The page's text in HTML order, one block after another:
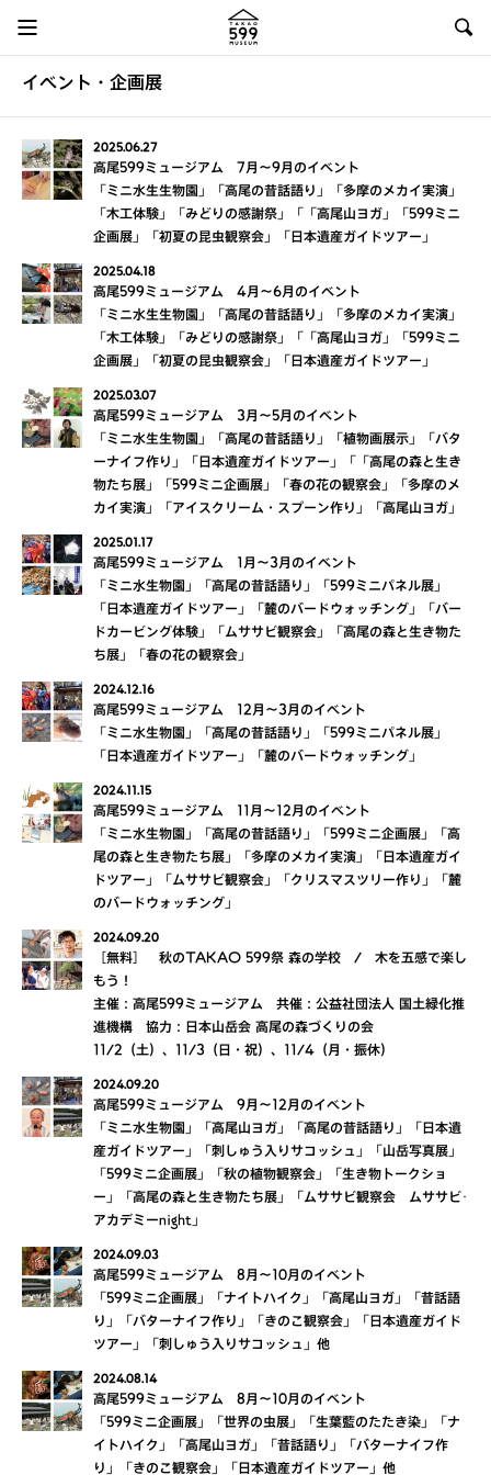
イベント・企画展
2025.06.27
高尾599ミュージアム 7月～9月のイベント
「ミニ水生生物園」「高尾の昔話語り」「多摩のメカイ実演」
「木工体験」「みどりの感謝祭」「「高尾山ヨガ」「599ミニ
企画展」「初夏の昆虫観察会」「日本遺産ガイドツアー」
2025.04.18
高尾599ミュージアム 4月～6月のイベント
「ミニ水生生物園」「高尾の昔話語り」「多摩のメカイ実演」
「木工体験」「みどりの感謝祭」「「高尾山ヨガ」「599ミニ
企画展」「初夏の昆虫観察会」「日本遺産ガイドツアー」
2025.03.07
高尾599ミュージアム 3月～5月のイベント
「ミニ水生生物園」「高尾の昔話語り」「植物画展示」「バタ
ーナイフ作り」「日本遺産ガイドツアー」「「高尾の森と生き
物たち展」「599ミニ企画展」「春の花の観察会」「多摩のメ
カイ実演」「アイスクリーム・スプーン作り」「高尾山ヨガ」
2025.01.17
高尾599ミュージアム 1月～3月のイベント
「ミニ水生物園」「高尾の昔話語り」「599ミニパネル展」
「日本遺産ガイドツアー」「麓のバードウォッチング」「バー
ドカービング体験」「ムササビ観察会」「高尾の森と生き物た
ち展」「春の花の観察会」
2024.12.16
高尾599ミュージアム 12月～3月のイベント
「ミニ水生物園」「高尾の昔話語り」「599ミニパネル展」
「日本遺産ガイドツアー」「麓のバードウォッチング」
2024.11.15
高尾599ミュージアム 11月～12月のイベント
「ミニ水生物園」「高尾の昔話語り」「599ミニ企画展」「高
尾の森と生き物たち展」「多摩のメカイ実演」「日本遺産ガイ
ドツアー」「ムササビ観察会」「クリスマスツリー作り」「麓
のバードウォッチング」
2024.09.20
［無料］ 秋のTAKAO 599祭 森の学校 / 木を五感で楽し
もう！
主催：高尾599ミュージアム 共催：公益社団法人 国土緑化推
進機構 協力：日本山岳会 高尾の森づくりの会
11/2（土）、11/3（日・祝）、11/4（月・振休）
2024.09.20
高尾599ミュージアム 9月～12月のイベント
「ミニ水生物園」「高尾山ヨガ」「高尾の昔話語り」「日本遺
産ガイドツアー」「刺しゅう入りサコッシュ」「山岳写真展」
「599ミニ企画展」「秋の植物観察会」「生き物トークショ
ー」「高尾の森と生き物たち展」「ムササビ観察会 ムササビ･
アカデミーnight」
2024.09.03
高尾599ミュージアム 8月～10月のイベント
「599ミニ企画展」「ナイトハイク」「高尾山ヨガ」「昔話語
り」「バターナイフ作り」「きのこ観察会」「日本遺産ガイド
ツアー」「刺しゅう入りサコッシュ」他
2024.08.14
高尾599ミュージアム 8月～10月のイベント
「599ミニ企画展」「世界の虫展」「生葉藍のたたき染」「ナ
イトハイク」「高尾山ヨガ」「昔話語り」「バターナイフ作
り」「きのこ観察会」「日本遺産ガイドツアー」他